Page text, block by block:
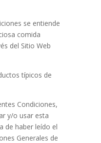
se entiende
comida
del Sitio Web
típicos de
Condiciones,
y/o usar esta
de haber leído el
Generales de